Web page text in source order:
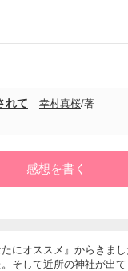
れて 幸村真桜/著
感想を書く
にオススメ』からきま
そして近所の神社が出